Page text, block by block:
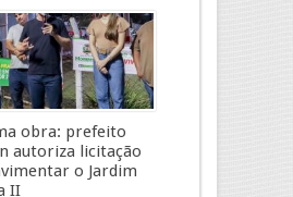
obra: prefeito
autoriza licitação
o Jardim
II